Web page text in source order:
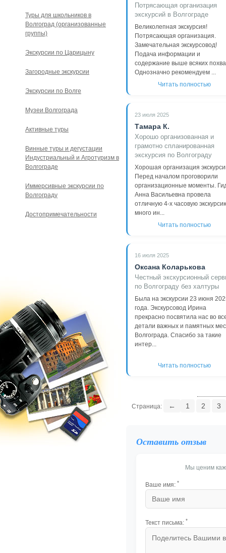
Потрясающая организация
экскурсий в Волгограде
Великолепная экскурсия!
Потрясающая организация.
Замечательная экскурсовод!
Подача информации и
содержание выше всяких
Однозначно рекомендуем ...
Читать полностью
23 июля 2025
Тамара К.
Хорошо организованная и
грамотно спланированная
экскурсия по Волгограду
Хорошая организация
Перед началом проговорили
организационные моменты.
Анна Васильевна провела
отличную 4-х часовую
много ин...
Читать полностью
16 июля 2025
Оксана Коларькова
Честный экскурсионный
по Волгограду без халтуры
Была на экскурсии 23 июня
года. Экскурсовод Ирина
прекрасно посвятила нас во
детали важных и памятных
Волгограда. Спасибо за такие
интер...
Читать полностью
Страница: ← 1 2 3
Оставить отзыв
Мы ценим
Ваше имя: *
Текст письма: *
Туры для школьников в
Волгоград (организованные
группы)
Экскурсии по Царицыну
Загородные экскурсии
Экскурсии по Волге
Музеи Волгограда
Активные туры
Винные туры и дегустации
Индустриальный и Агротуризм в
Волгограде
Иммерсивные экскурсии по
Волгограду
Достопримечательности